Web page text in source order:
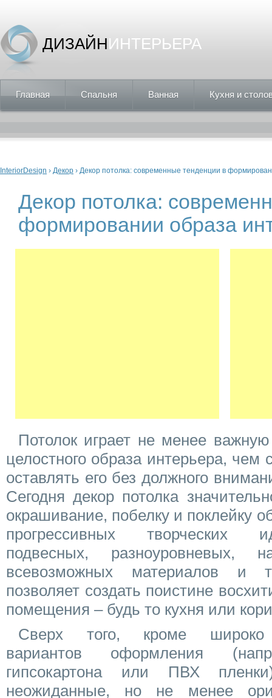
ДИЗАЙНИНТЕРЬЕРА
Главная Спальня Ванная Кухня и
Вы здесь
InteriorDesign › Декор › Декор потолка: современные тенденции в
Декор потолка:
формировании образа
Потолок играет не менее
целостного образа интерьера,
оставлять его без должного
Сегодня декор потолка
окрашивание, побелку и поклейку
прогрессивных творческих
подвесных, разноуровневых,
всевозможных материалов и
позволяет создать поистине
помещения – будь то кухня или
Сверх того, кроме широко
вариантов оформления
гипсокартона или ПВХ
неожиданные, но не менее